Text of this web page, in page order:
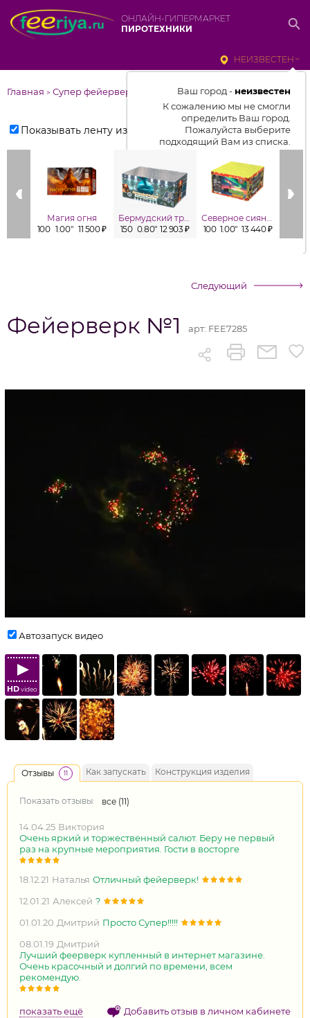
ОНЛАЙН-ГИПЕРМАРКЕТ
ПИРОТЕХНИКИ
НЕИЗВЕСТЕН
Ваш город - неизвестен
К сожалению мы не смогли
определить Ваш город.
Пожалуйста выберите
подходящий Вам из списка.
Выбрать город
От выбранного города зависит
отображаемый ассортимент,
цены, наличие и условия
доставки
Главная > Супер фейерверки
Показывать ленту изделий
Магия огня
100 1.00" 11 500 ₽
Бермудский треугольник
150 0.80" 12 903 ₽
Северное сияние
100 1.00" 13 440 ₽
Следующий
Фейерверк №1 арт: FEE7285
Автозапуск видео
HDvideo
Отзывы 11 Как запускать Конструкция изделия
Показать отзывы: все (11)
14.04.25 Виктория
Очень яркий и торжественный салют. Беру не первый
раз на крупные мероприятия. Гости в восторге
18.12.21 Наталья Отличный фейерверк!
12.01.21 Алексей ?
01.01.20 Дмитрий Просто Супер!!!!!
08.01.19 Дмитрий
Лучший феерверк купленный в интернет магазине.
Очень красочный и долгий по времени, всем
рекомендую.
показать ещё Добавить отзыв в личном кабинете